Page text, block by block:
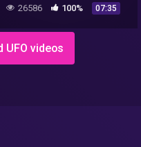
26586 100% 07:35
UFO videos